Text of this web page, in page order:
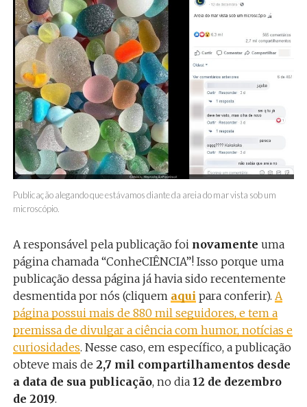
Publicação alegando que estávamos diante da areia do mar vista sob um
microscópio.
A responsável pela publicação foi novamente uma
página chamada “ConheCIÊNCIA”! Isso porque uma
publicação dessa página já havia sido recentemente
desmentida por nós (cliquem aqui para conferir). A
página possui mais de 880 mil seguidores, e tem a
premissa de divulgar a ciência com humor, notícias e
curiosidades. Nesse caso, em específico, a publicação
obteve mais de 2,7 mil compartilhamentos desde
a data de sua publicação, no dia 12 de dezembro
de 2019.